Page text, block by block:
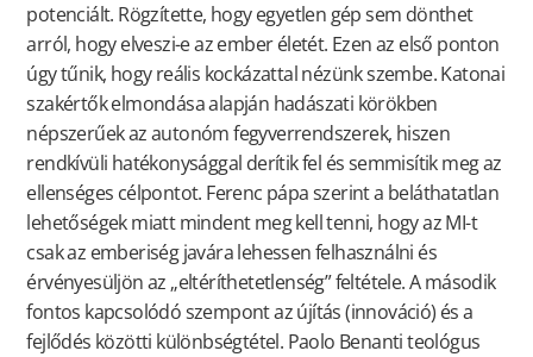
potenciált. Rögzítette, hogy egyetlen gép sem dönthet
arról, hogy elveszi-e az ember életét. Ezen az első ponton
úgy tűnik, hogy reális kockázattal nézünk szembe. Katonai
szakértők elmondása alapján hadászati körökben
népszerűek az autonóm fegyverrendszerek, hiszen
rendkívüli hatékonysággal derítik fel és semmisítik meg az
ellenséges célpontot. Ferenc pápa szerint a beláthatatlan
lehetőségek miatt mindent meg kell tenni, hogy az MI-t
csak az emberiség javára lehessen felhasználni és
érvényesüljön az „eltéríthetetlenség” feltétele. A második
fontos kapcsolódó szempont az újítás (innováció) és a
fejlődés közötti különbségtétel. Paolo Benanti teológus